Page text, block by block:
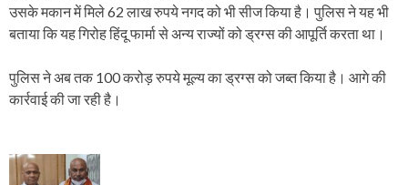
उसके मकान में मिले 62 लाख रुपये नगद को भी सीज किया है। पुलिस ने यह भी
बताया कि यह गिरोह हिंदू फार्मा से अन्य राज्यों को ड्रग्स की आपूर्ति करता था।
पुलिस ने अब तक 100 करोड़ रुपये मूल्य का ड्रग्स को जब्त किया है। आगे की
कार्रवाई की जा रही है।
P